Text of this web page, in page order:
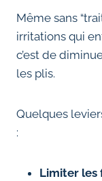
Même sans
irritations qui
c’est de
les plis.
Quelques
:
Limiter